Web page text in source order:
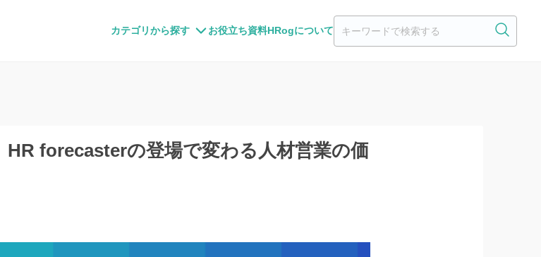
カテゴリから探す お役立ち資料HRogについて
forecasterの登場で変わる人材営業の価